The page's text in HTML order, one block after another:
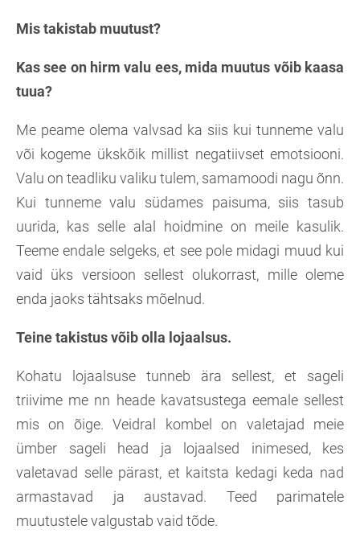
Mis takistab muutust?
Kas see on hirm valu ees, mida muutus võib kaasa
tuua?
Me peame olema valvsad ka siis kui tunneme valu
või kogeme ükskõik millist negatiivset emotsiooni.
Valu on teadliku valiku tulem, samamoodi nagu õnn.
Kui tunneme valu südames paisuma, siis tasub
uurida, kas selle alal hoidmine on meile kasulik.
Teeme endale selgeks, et see pole midagi muud kui
vaid üks versioon sellest olukorrast, mille oleme
enda jaoks tähtsaks mõelnud.
Teine takistus võib olla lojaalsus.
Kohatu lojaalsuse tunneb ära sellest, et sageli
triivime me nn heade kavatsustega eemale sellest
mis on õige. Veidral kombel on valetajad meie
ümber sageli head ja lojaalsed inimesed, kes
valetavad selle pärast, et kaitsta kedagi keda nad
armastavad ja austavad. Teed parimatele
muutustele valgustab vaid tõde.